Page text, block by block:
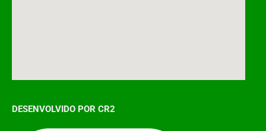
DESENVOLVIDO POR CR2